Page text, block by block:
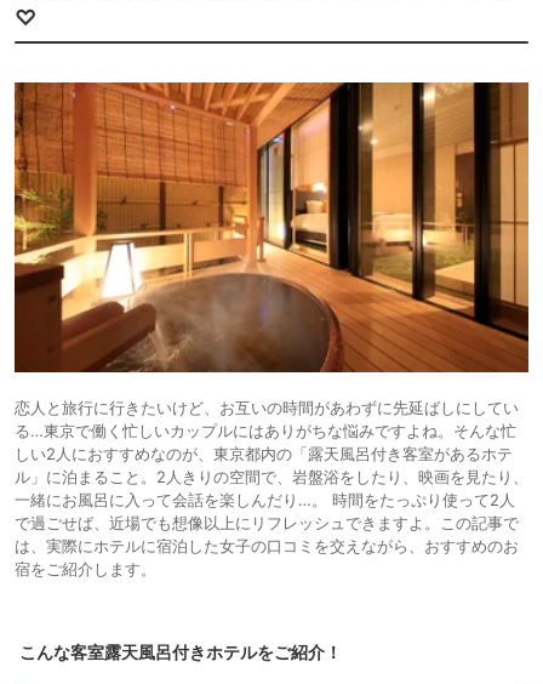
♡
恋人と旅行に行きたいけど、お互いの時間があわずに先延ばしにしてい
る…東京で働く忙しいカップルにはありがちな悩みですよね。そんな忙
しい2人におすすめなのが、東京都内の「露天風呂付き客室があるホテ
ル」に泊まること。2人きりの空間で、岩盤浴をしたり、映画を見たり、
一緒にお風呂に入って会話を楽しんだり…。 時間をたっぷり使って2人
で過ごせば、近場でも想像以上にリフレッシュできますよ。この記事で
は、実際にホテルに宿泊した女子の口コミを交えながら、おすすめのお
宿をご紹介します。
こんな客室露天風呂付きホテルをご紹介！